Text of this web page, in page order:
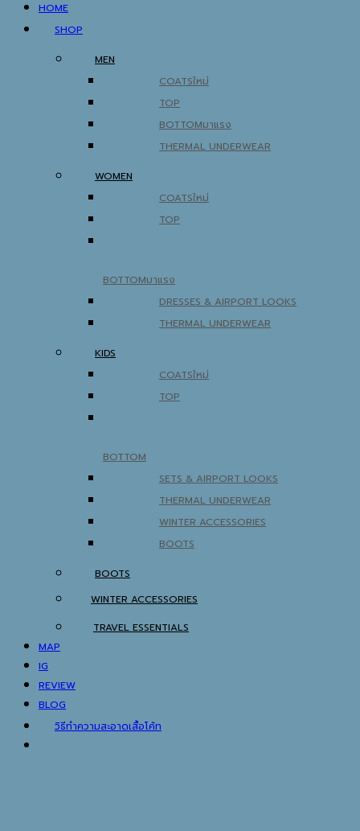
HOME
SHOP
MEN
COATS
TOP
BOTTOM
THERMAL UNDERWEAR
WOMEN
COATS
TOP
BOTTOM
DRESSES & AIRPORT LOOKS
THERMAL UNDERWEAR
KIDS
COATS
TOP
BOTTOM
SETS & AIRPORT LOOKS
THERMAL UNDERWEAR
WINTER ACCESSORIES
BOOTS
BOOTS
WINTER ACCESSORIES
TRAVEL ESSENTIALS
MAP
IG
REVIEW
BLOG
วิธีทำความสะอาดเสื้อโค้ท